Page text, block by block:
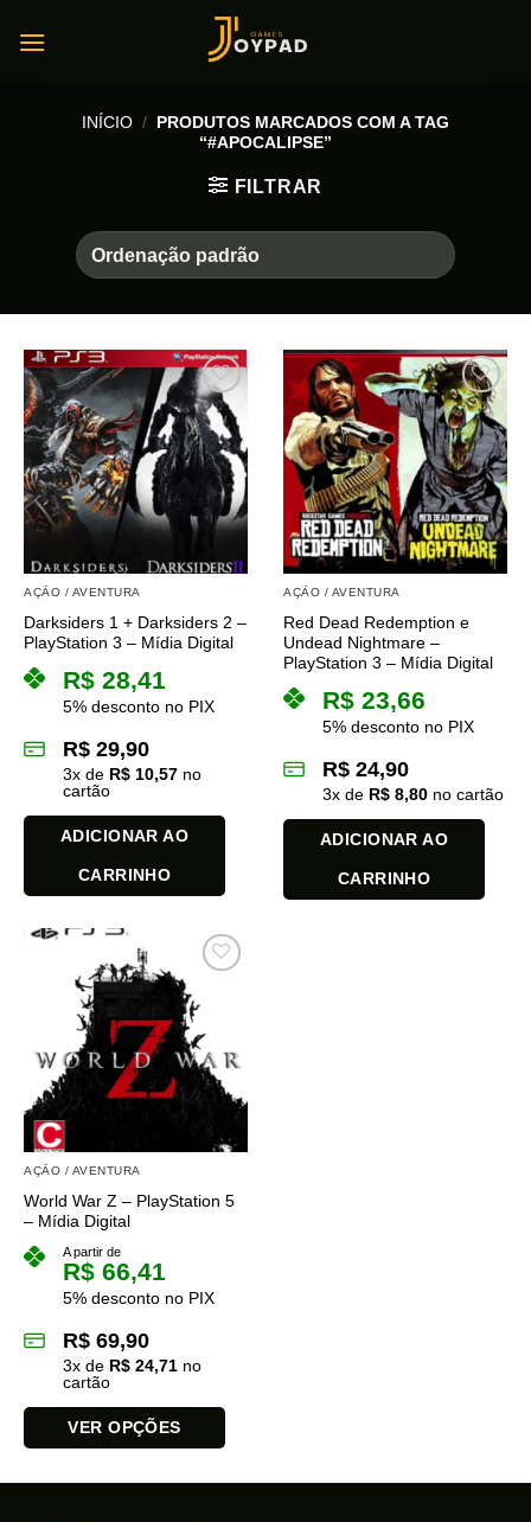
INÍCIO / PRODUTOS MARCADOS COM A TAG
“#APOCALIPSE”
FILTRAR
AÇÃO / AVENTURA
Darksiders 1 + Darksiders 2 –
PlayStation 3 – Mídia Digital
R$ 28,41
5% desconto no PIX
R$ 29,90
3x de R$ 10,57 no
cartão
ADICIONAR AO
CARRINHO
AÇÃO / AVENTURA
Red Dead Redemption e
Undead Nightmare –
PlayStation 3 – Mídia Digital
R$ 23,66
5% desconto no PIX
R$ 24,90
3x de R$ 8,80 no cartão
ADICIONAR AO
CARRINHO
AÇÃO / AVENTURA
World War Z – PlayStation 5
– Mídia Digital
A partir de
R$ 66,41
5% desconto no PIX
R$ 69,90
3x de R$ 24,71 no
cartão
VER OPÇÕES
produto